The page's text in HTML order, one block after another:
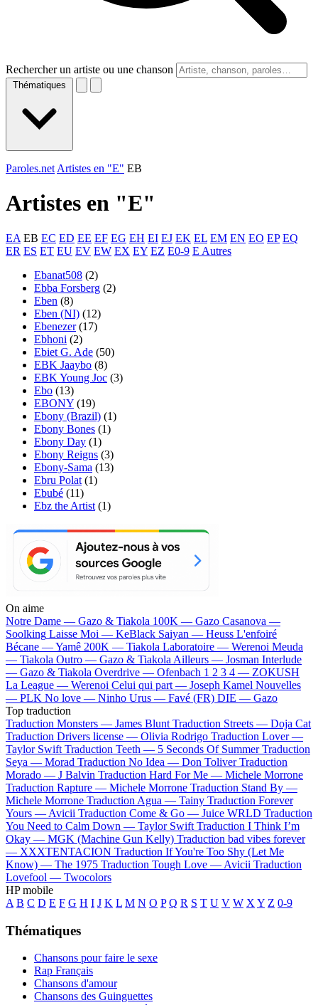
Rechercher un artiste ou une chanson
Thématiques
Paroles.net Artistes en "E" EB
Artistes en "E"
EA EB EC ED EE EF EG EH EI EJ EK EL EM EN EO EP EQ
ER ES ET EU EV EW EX EY EZ E0-9 E Autres
Ebanat508 (2)
Ebba Forsberg (2)
Eben (8)
Eben (NI) (12)
Ebenezer (17)
Ebhoni (2)
Ebiet G. Ade (50)
EBK Jaaybo (8)
EBK Young Joc (3)
Ebo (13)
EBONY (19)
Ebony (Brazil) (1)
Ebony Bones (1)
Ebony Day (1)
Ebony Reigns (3)
Ebony-Sama (13)
Ebru Polat (1)
Ebubé (11)
Ebz the Artist (1)
On aime
Notre Dame — Gazo & Tiakola 100K — Gazo Casanova —
Soolking Laisse Moi — KeBlack Saiyan — Heuss L'enfoiré
Bécane —Yamê 200K — Tiakola Laboratoire — Werenoi Meuda
— Tiakola Outro — Gazo & Tiakola Ailleurs — Josman Interlude
— Gazo & Tiakola Overdrive — Ofenbach 1 2 3 4 — ZOKUSH
La League — Werenoi Celui qui part — Joseph Kamel Nouvelles
— PLK No love — Ninho Urus — Favé (FR) DIE — Gazo
Top traduction
Traduction Monsters — James Blunt Traduction Streets — Doja Cat
Traduction Drivers license — Olivia Rodrigo Traduction Lover —
Taylor Swift Traduction Teeth — 5 Seconds Of Summer Traduction
Seya — Morad Traduction No Idea — Don Toliver Traduction
Morado — J Balvin Traduction Hard For Me — Michele Morrone
Traduction Rapture — Michele Morrone Traduction Stand By —
Michele Morrone Traduction Agua — Tainy Traduction Forever
Yours — Avicii Traduction Come & Go — Juice WRLD Traduction
You Need to Calm Down — Taylor Swift Traduction I Think I’m
Okay — MGK (Machine Gun Kelly) Traduction bad vibes forever
— XXXTENTACION Traduction If You're Too Shy (Let Me
Know) — The 1975 Traduction Tough Love — Avicii Traduction
Lovefool — Twocolors
HP mobile
A B C D E F G H I J K L M N O P Q R S T U V W X Y Z 0-9
Thématiques
Chansons pour faire le sexe
Rap Français
Chansons d'amour
Chansons des Guinguettes